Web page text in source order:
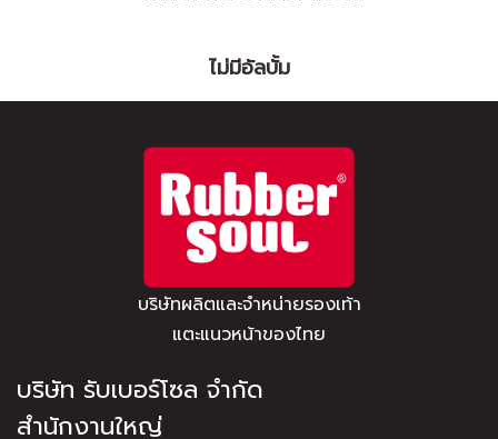
ไม่มีอัลบั้ม
บริษัทผลิตและจำหน่ายรองเท้า
แตะแนวหน้าของไทย
บริษัท รับเบอร์โซล จำกัด
สำนักงานใหญ่